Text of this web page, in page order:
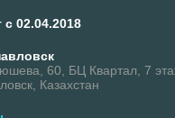
с 02.04.2018
60, БЦ Квартал, 7
Казахстан